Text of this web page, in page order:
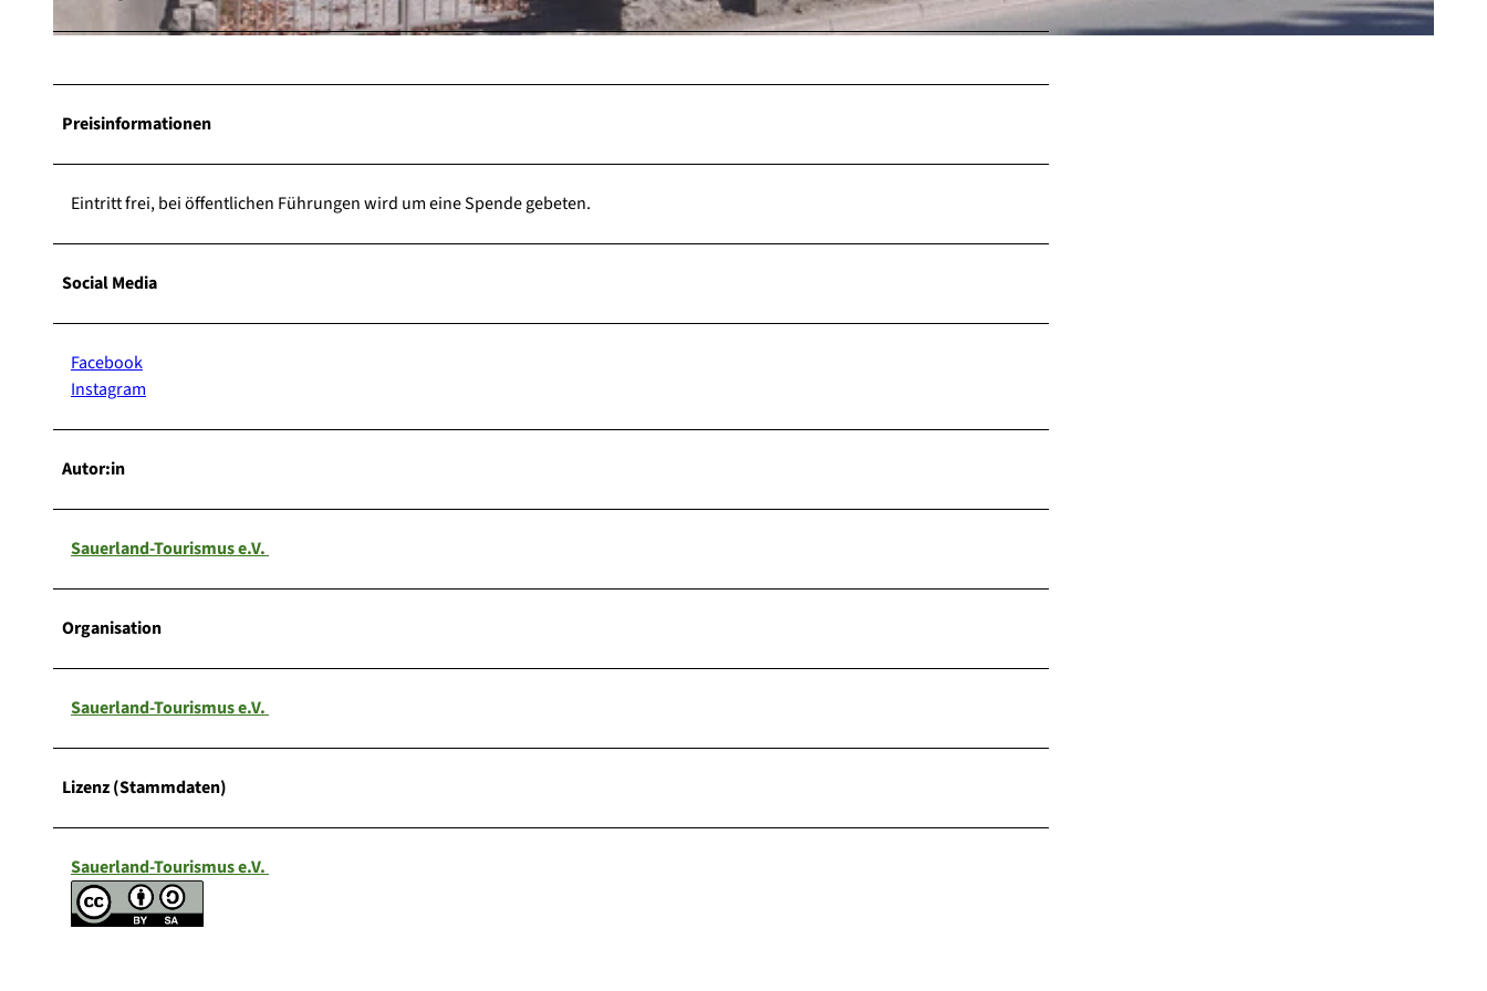
Preisinformationen
Eintritt frei, bei öffentlichen Führungen wird um eine Spende gebeten.
Social Media
Facebook
Instagram
Autor:in
Sauerland-Tourismus e.V.
Organisation
Sauerland-Tourismus e.V.
Lizenz (Stammdaten)
Sauerland-Tourismus e.V.